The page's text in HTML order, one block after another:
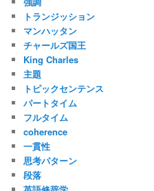
トランジッション
マンハッタン
チャールズ国王
King Charles
主題
トピックセンテンス
パートタイム
フルタイム
coherence
一貫性
思考パターン
段落